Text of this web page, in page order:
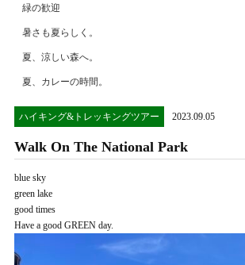
緑の歓迎
暑さも夏らしく。
夏、涼しい森へ。
夏、カレーの時間。
ハイキング&トレッキングツアー 2023.09.05
Walk On The National Park
blue sky
green lake
good times
Have a good GREEN day.